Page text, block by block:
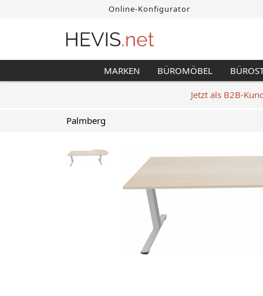
Online-Konfigurator
MARKEN BÜROMÖBEL
Jetzt als B2B-
Palmberg